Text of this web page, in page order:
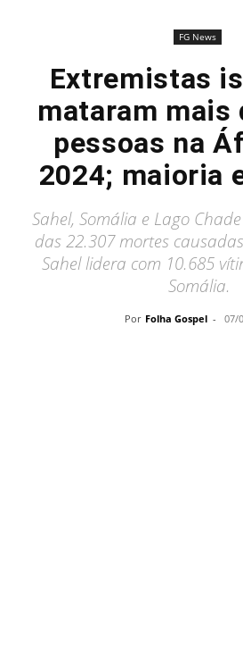
FG News
Extremistas
mataram mais
pessoas na
2024; maioria
Sahel, Somália e Lago
das 22.307 mortes
Sahel lidera com 10.685
Somália.
Por Folha Gospel - 07/